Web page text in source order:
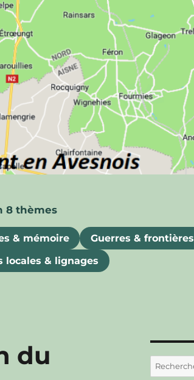
& mémoire Guerres & frontières
locales & lignages
du
Recherche
pour :